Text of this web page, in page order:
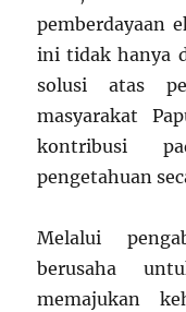
pemberdayaan
ini tidak hanya
solusi atas
masyarakat
kontribusi
pengetahuan
Melalui
berusaha
memajukan